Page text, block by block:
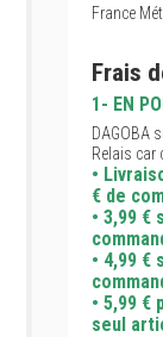
France
Frais
1- EN
DAGOBA
Relais car
•
€ de
• 3,99
• 4,99
• 5,99 €
seul